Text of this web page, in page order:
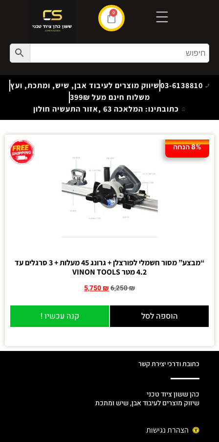
0
03-6138810שיווק מוצרים לעיבוד אבן, שיש, ומתכת, ועץ
משלוח חינם מעל 399₪
כתובתינו: המלאכה 63 ,אזור התעשיה חולון
8% הנחה
“מבצע” מסור חשמלי לפורצלן + גרונג 45 מעלות + 3 סרגלים עד
4.2 מטר VINON TOOLS
6,250₪
5,750₪
הוספה לסל קנה עכשיו !
כתובת ודרכי יצירת קשר
כהן ששון ציוד טכני
שיווק מוצרים לעיבוד אבן, שיש ומתכת
הצהרת נגישות